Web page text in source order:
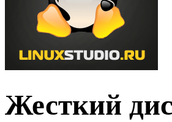
Жесткий